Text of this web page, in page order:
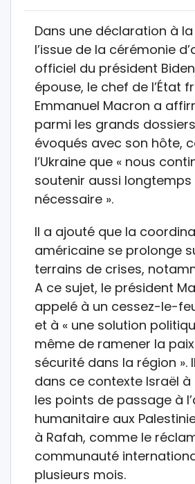
Dans une déclaration à
l’issue de la cérémonie
officiel du président
épouse, le chef de l’État
Emmanuel Macron a
parmi les grands dossiers
évoqués avec son hôte,
l’Ukraine que « nous
soutenir aussi
nécessaire ».
Il a ajouté que la
américaine se prolonge
terrains de crises,
A ce sujet, le président
appelé à un cessez-le-
et à « une solution
même de ramener la
sécurité dans la région ».
dans ce contexte Israël
les points de passage à
humanitaire aux
à Rafah, comme le
communauté
plusieurs mois.